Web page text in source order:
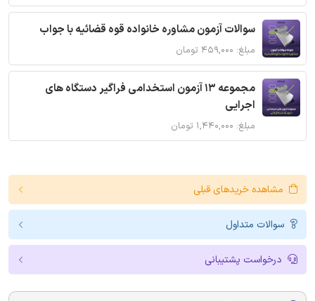
سوالات آزمون مشاوره خانواده قوه قضائیه با جواب
مبلغ: ۴۵۹,۰۰۰ تومان
مجموعه 13 آزمون استخدامی فراگیر دستگاه های
اجرایی
مبلغ: ۱,۴۴۰,۰۰۰ تومان
مشاهده خریدهای قبلی
سوالات متداول
درخواست پشتیبانی